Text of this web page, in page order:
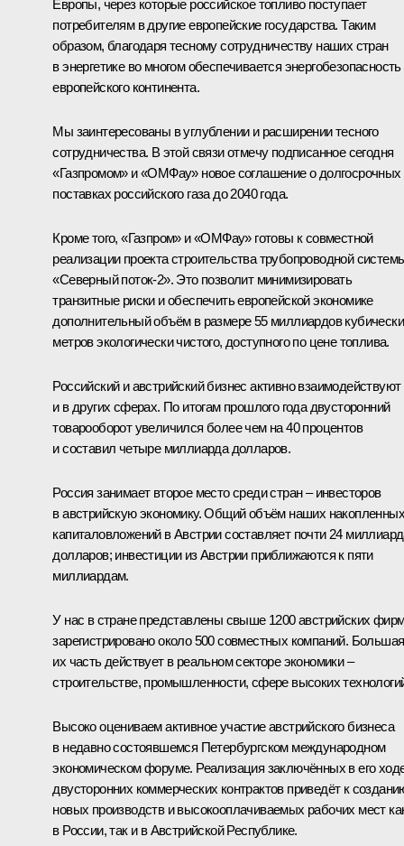
Европы, через которые российское топливо поступает
потребителям в другие европейские государства. Таким
образом, благодаря тесному сотрудничеству наших стран
в энергетике во многом обеспечивается энергобезопасность
европейского континента.
Мы заинтересованы в углублении и расширении тесного
сотрудничества. В этой связи отмечу подписанное сегодня
«Газпромом» и «ОМФау» новое соглашение о долгосрочных
поставках российского газа до 2040 года.
Кроме того, «Газпром» и «ОМФау» готовы к совместной
реализации проекта строительства трубопроводной
«Северный поток-2». Это позволит минимизировать
транзитные риски и обеспечить европейской экономике
дополнительный объём в размере 55 миллиардов
метров экологически чистого, доступного по цене топлива.
Российский и австрийский бизнес активно взаимодействуют
и в других сферах. По итогам прошлого года двусторонний
товарооборот увеличился более чем на 40 процентов
и составил четыре миллиарда долларов.
Россия занимает второе место среди стран – инвесторов
в австрийскую экономику. Общий объём наших накопленных
капиталовложений в Австрии составляет почти 24
долларов; инвестиции из Австрии приближаются к пяти
миллиардам.
У нас в стране представлены свыше 1200 австрийских
зарегистрировано около 500 совместных компаний. Большая
их часть действует в реальном секторе экономики –
строительстве, промышленности, сфере высоких
Высоко оцениваем активное участие австрийского бизнеса
в недавно состоявшемся Петербургском международном
экономическом форуме. Реализация заключённых в его
двусторонних коммерческих контрактов приведёт к
новых производств и высокооплачиваемых рабочих мест
в России, так и в Австрийской Республике.